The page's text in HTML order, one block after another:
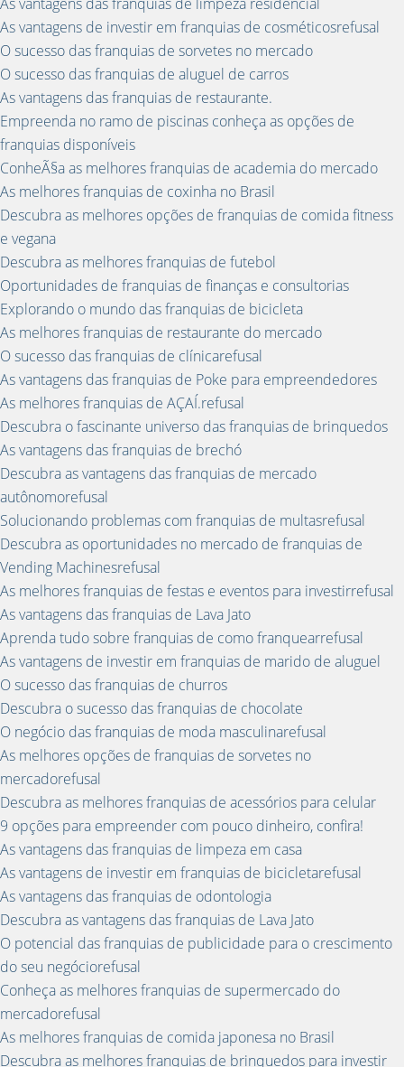
As vantagens de investir em franquias de cosméticosrefusal
O sucesso das franquias de sorvetes no mercado
O sucesso das franquias de aluguel de carros
As vantagens das franquias de restaurante.
Empreenda no ramo de piscinas conheça as opções de
franquias disponíveis
ConheÃ§a as melhores franquias de academia do mercado
As melhores franquias de coxinha no Brasil
Descubra as melhores opções de franquias de comida fitness
e vegana
Descubra as melhores franquias de futebol
Oportunidades de franquias de finanças e consultorias
Explorando o mundo das franquias de bicicleta
As melhores franquias de restaurante do mercado
O sucesso das franquias de clínicarefusal
As vantagens das franquias de Poke para empreendedores
As melhores franquias de AÇAÍ.refusal
Descubra o fascinante universo das franquias de brinquedos
As vantagens das franquias de brechó
Descubra as vantagens das franquias de mercado
autônomorefusal
Solucionando problemas com franquias de multasrefusal
Descubra as oportunidades no mercado de franquias de
Vending Machinesrefusal
As melhores franquias de festas e eventos para investirrefusal
As vantagens das franquias de Lava Jato
Aprenda tudo sobre franquias de como franquearrefusal
As vantagens de investir em franquias de marido de aluguel
O sucesso das franquias de churros
Descubra o sucesso das franquias de chocolate
O negócio das franquias de moda masculinarefusal
As melhores opções de franquias de sorvetes no
mercadorefusal
Descubra as melhores franquias de acessórios para celular
9 opções para empreender com pouco dinheiro, confira!
As vantagens das franquias de limpeza em casa
As vantagens de investir em franquias de bicicletarefusal
As vantagens das franquias de odontologia
Descubra as vantagens das franquias de Lava Jato
O potencial das franquias de publicidade para o crescimento
do seu negóciorefusal
Conheça as melhores franquias de supermercado do
mercadorefusal
As melhores franquias de comida japonesa no Brasil
Descubra as melhores franquias de brinquedos para investir